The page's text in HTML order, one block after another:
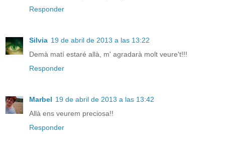
Responder
Silvia 19 de abril de 2013 a las 13:22
Demà matí estaré allà, m' agradarà molt veure't!!!
Responder
Marbel 19 de abril de 2013 a las 13:42
Allà ens veurem preciosa!!
Responder